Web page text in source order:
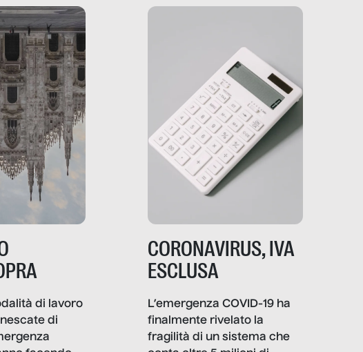
di lavoro
di
CORONAVIRUS, IVA
ESCLUSA
L’emergenza COVID-19 ha
finalmente rivelato la
fragilità di un sistema che